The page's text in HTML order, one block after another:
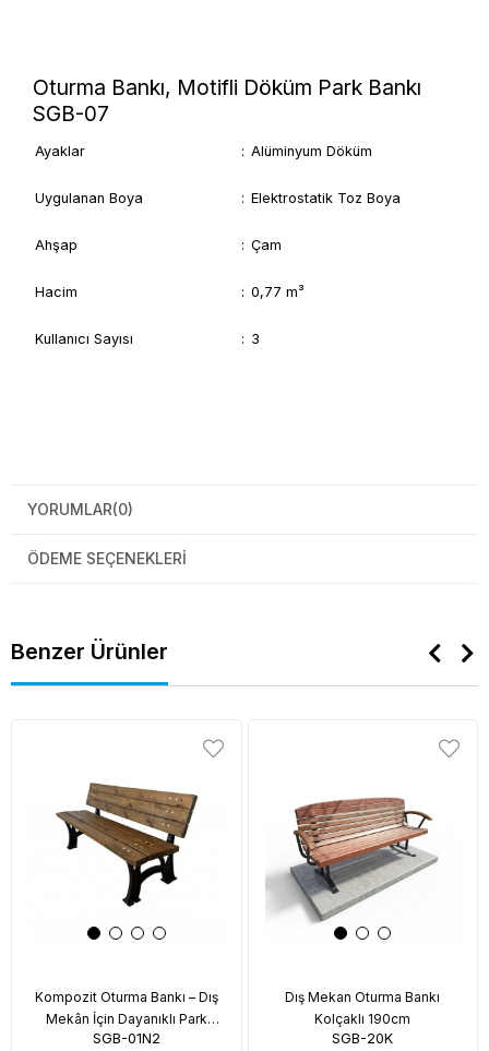
Oturma Bankı, Motifli Döküm Park Bankı
SGB-07
Ayaklar : Alüminyum Döküm
Uygulanan Boya : Elektrostatik Toz Boya
Ahşap : Çam
Hacim : 0,77 m³
Kullanıcı Sayısı : 3
YORUMLAR(0)
ÖDEME SEÇENEKLERI
Benzer Ürünler
Kompozit Oturma Bankı – Dış
Mekân İçin Dayanıklı Park
Bankı
SGB-01N2
Dış Mekan Oturma Bankı
Kolçaklı 190cm
SGB-20K